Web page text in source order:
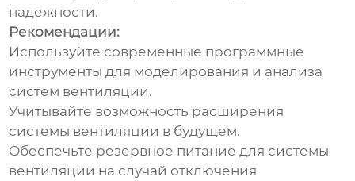
надежности.
Рекомендации:
Используйте современные программные
инструменты для моделирования и анализа
систем вентиляции.
Учитывайте возможность расширения
системы вентиляции в будущем.
Обеспечьте резервное питание для системы
вентиляции на случай отключения